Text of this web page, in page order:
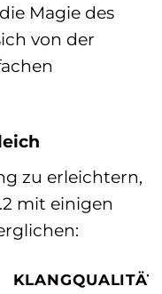
Magie des
von der
zu erleichtern,
mit einigen
KLANGQUALITÄT